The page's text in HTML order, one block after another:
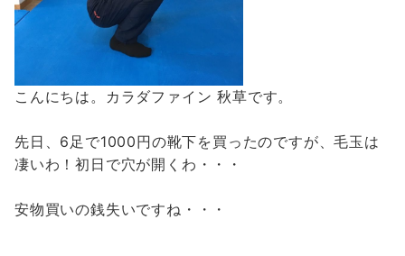
こんにちは。カラダファイン 秋草です。
先日、6足で1000円の靴下を買ったのですが、毛玉は
凄いわ！初日で穴が開くわ・・・
安物買いの銭失いですね・・・